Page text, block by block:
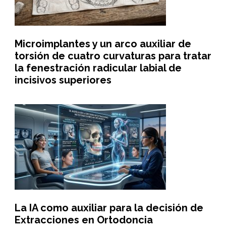
Microimplantes y un arco auxiliar de
torsión de cuatro curvaturas para tratar
la fenestración radicular labial de
incisivos superiores
La IA como auxiliar para la decisión de
Extracciones en Ortodoncia